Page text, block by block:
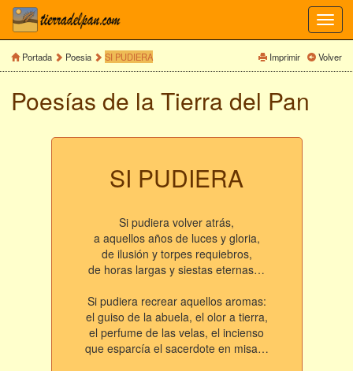
Portada Poesia SI PUDIERA Imprimir Volver
Poesías de la Tierra del Pan
SI PUDIERA
Si pudiera volver atrás,
a aquellos años de luces y gloria,
de ilusión y torpes requiebros,
de horas largas y siestas eternas…
Si pudiera recrear aquellos aromas:
el guiso de la abuela, el olor a tierra,
el perfume de las velas, el incienso
que esparcía el sacerdote en misa…